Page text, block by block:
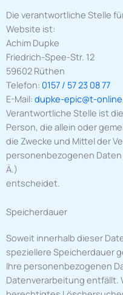
Die verantwortliche Stelle
Website ist:
Achim Dupke
Friedrich-Spee-Str. 12
59602 Rüthen
Telefon: 0157 / 57 23 08 77
E-Mail: dupke-epic@t-
Verantwortliche Stelle ist
Person, die allein oder
die Zwecke und Mittel der
personenbezogenen Daten
Ä.)
entscheidet.
Speicherdauer
Soweit innerhalb dieser
speziellere Speicherdauer
Ihre personenbezogenen
Datenverarbeitung entfällt.